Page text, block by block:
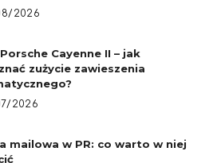
2026
Cayenne II – jak
zużycie zawieszenia
2026
mailowa w PR: co warto w niej